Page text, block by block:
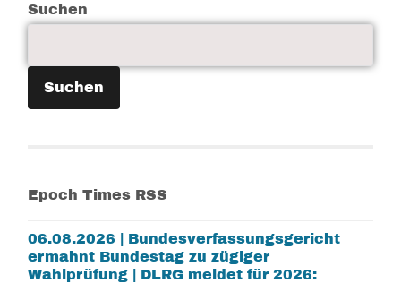
Suchen
Suchen
Epoch Times RSS
06.08.2026 | Bundesverfassungsgericht
ermahnt Bundestag zu zügiger
Wahlprüfung | DLRG meldet für 2026: